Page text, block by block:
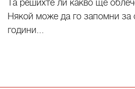
Та решихте ли какво ще
Някой може да го запомни за
години...